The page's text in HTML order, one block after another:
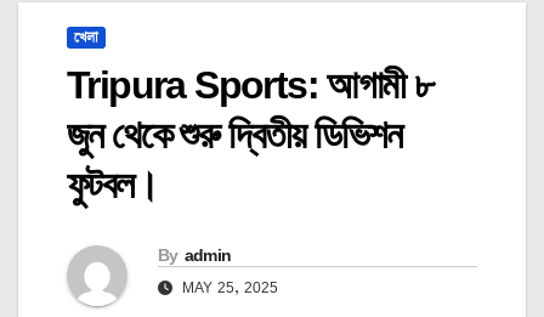
খেলা
Tripura Sports: আগামী ৮
জুন থেকে শুরু দ্বিতীয় ডিভিশন
ফুটবল।
By admin
MAY 25, 2025